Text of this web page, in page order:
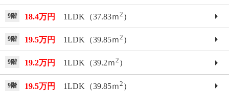
9階 18.4万円 1LDK（37.83ｍ2 ）
9階 19.5万円 1LDK（39.85ｍ2 ）
9階 19.2万円 1LDK（39.2ｍ2 ）
9階 19.5万円 1LDK（39.85ｍ2 ）